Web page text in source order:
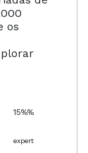
os
15%%
expert